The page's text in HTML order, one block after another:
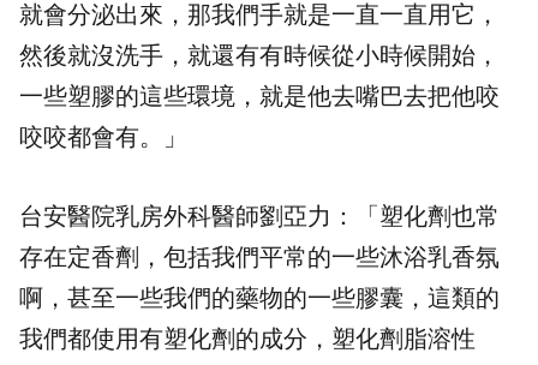
就會分泌出來，那我們手就是一直一直用它，
然後就沒洗手，就還有有時候從小時候開始，
一些塑膠的這些環境，就是他去嘴巴去把他咬
咬咬都會有。」
台安醫院乳房外科醫師劉亞力：「塑化劑也常
存在定香劑，包括我們平常的一些沐浴乳香氛
啊，甚至一些我們的藥物的一些膠囊，這類的
我們都使用有塑化劑的成分，塑化劑脂溶性